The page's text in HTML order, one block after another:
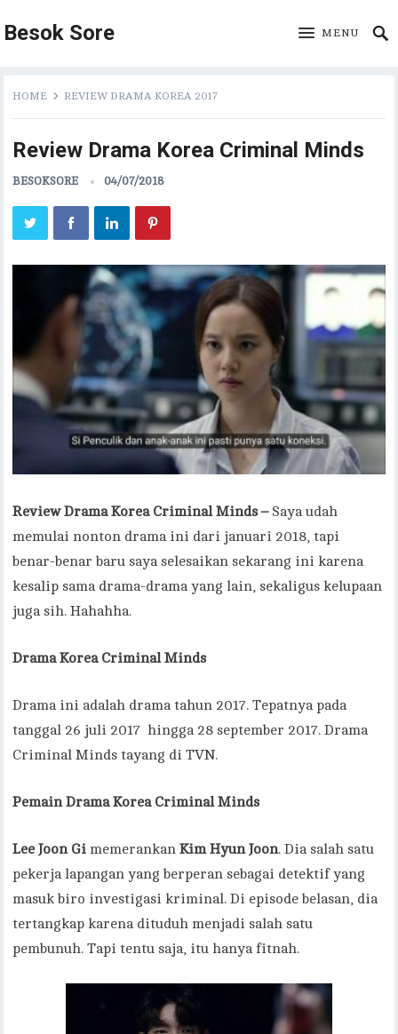
Besok Sore MENU
HOME REVIEW DRAMA KOREA 2017
Review Drama Korea Criminal Minds
BESOKSORE 04/07/2018
Review Drama Korea Criminal Minds – Saya udah
memulai nonton drama ini dari januari 2018, tapi
benar-benar baru saya selesaikan sekarang ini karena
kesalip sama drama-drama yang lain, sekaligus kelupaan
juga sih. Hahahha.
Drama Korea Criminal Minds
Drama ini adalah drama tahun 2017. Tepatnya pada
tanggal 26 juli 2017 hingga 28 september 2017. Drama
Criminal Minds tayang di TVN.
Pemain Drama Korea Criminal Minds
Lee Joon Gi memerankanKim Hyun Joon. Dia salah satu
pekerja lapangan yang berperan sebagai detektif yang
masuk biro investigasi kriminal. Di episode belasan, dia
tertangkap karena dituduh menjadi salah satu
pembunuh. Tapi tentu saja, itu hanya fitnah.